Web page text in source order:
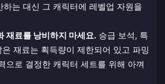
하는 대신 그 캐릭터에 레벨업 자원을
재료를 낭비하지 마세요. 승급 보석, 특
재료는 획득량이 제한되어 있고 파밍
으로 결정한 캐릭터 세트를 위해 아껴